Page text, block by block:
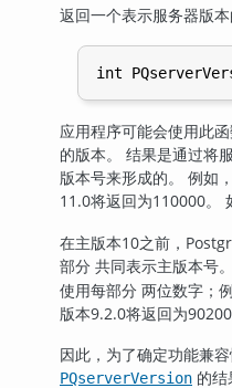
返回一个表示服务器版本
应用程序可能会使用此
的版本。 结果是通过将
版本号来形成的。 例如
11.0将返回为110000。
在主版本10之前，
部分 共同表示主版本号
使用每部分 两位数字；
版本9.2.0将返回为90200
因此，为了确定功能兼
PQserverVersion 的